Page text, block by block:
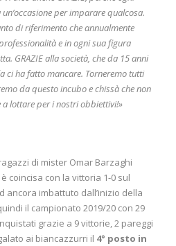
per imparare qualcosa.
di riferimento che annualmente
e in ogni sua figura
GRAZIE alla società, che da 15 anni
ci ha fatto mancare. Torneremo tutti
da questo incubo e chissà che non
lottare per i nostri obbiettivi!»
di mister Omar Barzaghi
coincisa con la vittoria 1-0 sul
ancora imbattuto dall’inizio della
il campionato 2019/20 con 29
grazie a 9 vittorie, 2 pareggi
ai biancazzurri il 4° posto in